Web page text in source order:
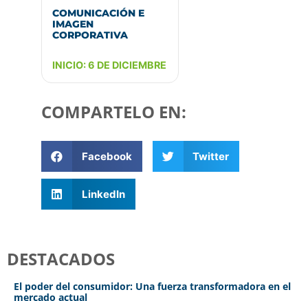
COMUNICACIÓN E
IMAGEN
CORPORATIVA
INICIO: 6 DE DICIEMBRE
COMPARTELO EN:
Facebook Twitter
LinkedIn
DESTACADOS
El poder del consumidor: Una fuerza transformadora en el
mercado actual